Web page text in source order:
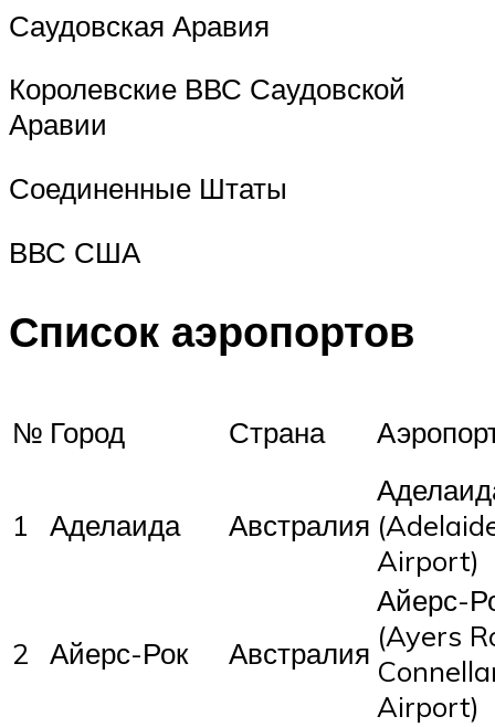
Саудовская Аравия
Королевские ВВС Саудовской
Аравии
Соединенные Штаты
ВВС США
Список аэропортов
№ Город Страна
1 Аделаида Австралия
Airport)
2 Айерс-Рок Австралия
Айерс-
(Ayers
Airport)